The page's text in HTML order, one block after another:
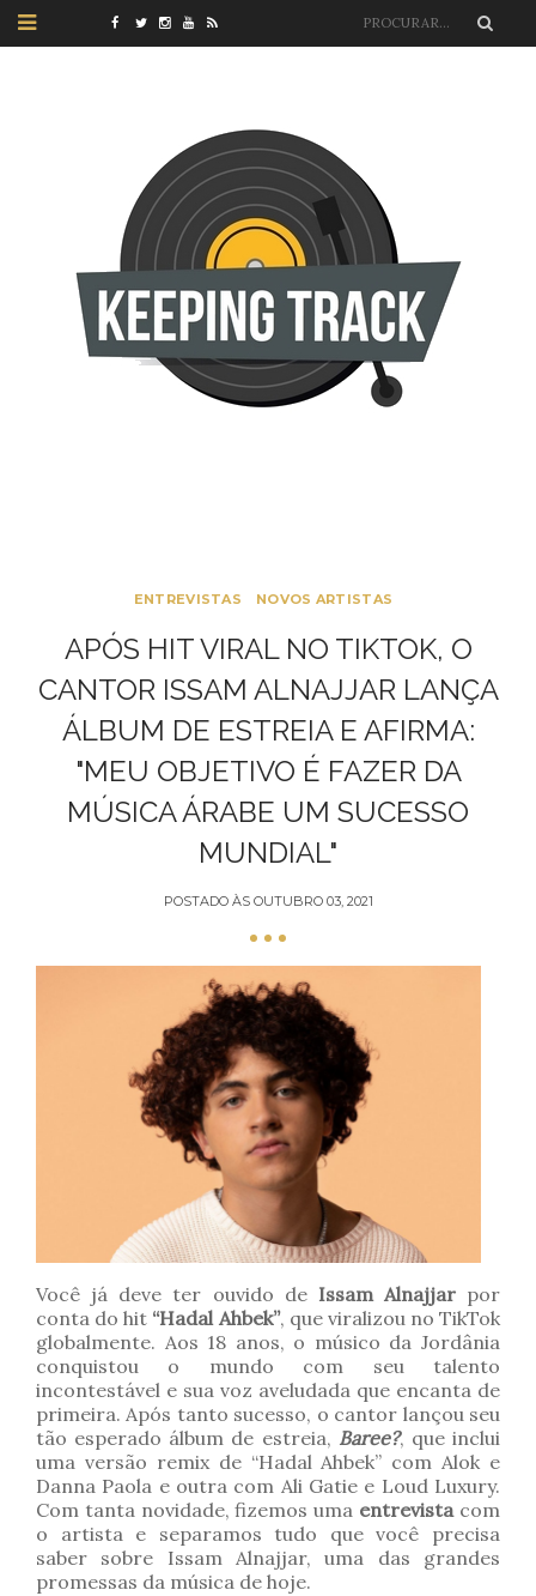
ENTREVISTAS NOVOS ARTISTAS
APÓS HIT VIRAL NO TIKTOK, O
CANTOR ISSAM ALNAJJAR LANÇA
ÁLBUM DE ESTREIA E AFIRMA:
"MEU OBJETIVO É FAZER DA
MÚSICA ÁRABE UM SUCESSO
MUNDIAL"
POSTADO ÀS OUTUBRO 03, 2021
Você já deve ter ouvido deIssam Alnajjarpor
conta do hit “Hadal Ahbek”, que viralizou no TikTok
globalmente. Aos 18 anos, o músico da Jordânia
conquistou o mundo com seu talento
incontestável e sua voz aveludada que encanta de
primeira. Após tanto sucesso, o cantor lançou seu
tão esperado álbum de estreia, Baree?, que inclui
uma versão remix de “Hadal Ahbek” com Alok e
Danna Paola e outra com Ali Gatie e Loud Luxury.
Com tanta novidade, fizemos uma entrevistacom
o artista e separamos tudo que você precisa
saber sobre Issam Alnajjar, uma das grandes
promessas da música de hoje.